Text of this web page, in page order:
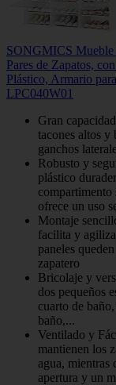
SONGMICS Mueble
Pares de Zapatos,
Plástico, Armario
LPC040W01
Gran
tacones altos y
ganchos
Robusto y
plástico
ofrece un uso
Montaje
facilita y
paneles
zapatero
Bricolaje y
dos pequeños
cuarto de
baño,...
Ventilado y
mantienen los
agua, mientras
apertura y un